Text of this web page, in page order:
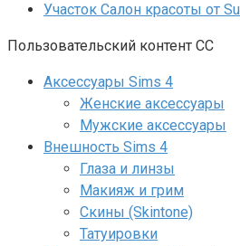
Участок Салон красоты от
Пользовательский контент СС
Аксессуары Sims 4
Женские аксессуары
Мужские аксессуары
Внешность Sims 4
Глаза и линзы
Макияж и грим
Скины (Skintone)
Татуировки